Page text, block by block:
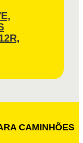
CAMINHÕES